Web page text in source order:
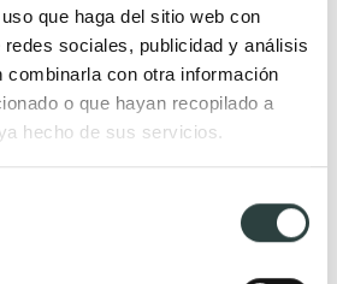
que haga del sitio web con
sociales, publicidad y análisis
combinarla con otra información
o que hayan recopilado a
hecho de sus servicios.
y
Lavabos baratos
Lavabos pequeños
Lavabos a medida
Lavabos pedestal
Lavabos encastrados
Lavabos suspendidos